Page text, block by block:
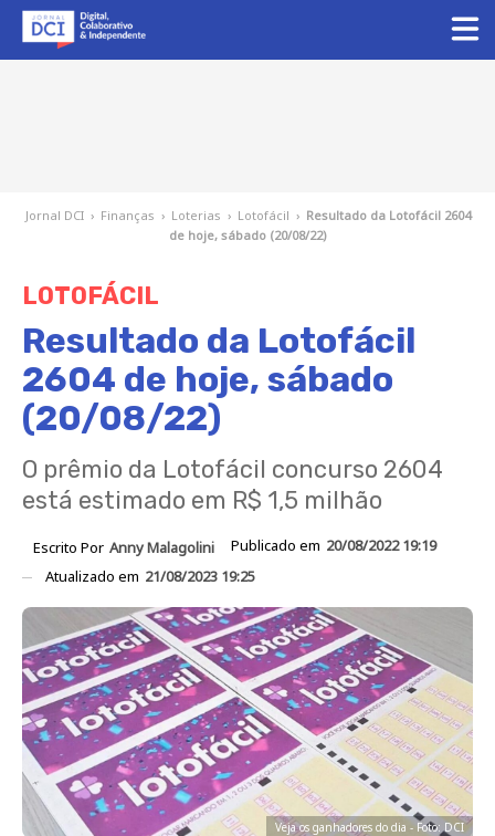
Jornal DCI › Finanças › Loterias › Lotofácil › Resultado da Lotofácil 2604
de hoje, sábado (20/08/22)
LOTOFÁCIL
Resultado da Lotofácil
2604 de hoje, sábado
(20/08/22)
O prêmio da Lotofácil concurso 2604
está estimado em R$ 1,5 milhão
Escrito Por Anny Malagolini Publicado em 20/08/2022 19:19
Atualizado em 21/08/2023 19:25
Veja os ganhadores do dia - Foto: DCI